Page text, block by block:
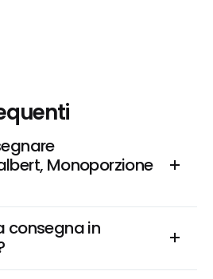
Monoporzione
consegna in